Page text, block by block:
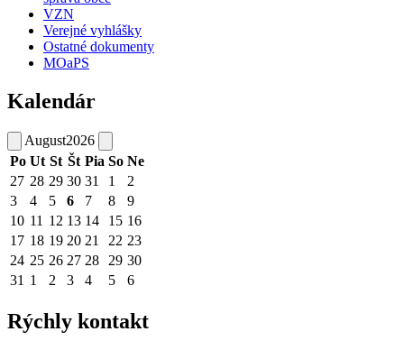
VZN
Verejné vyhlášky
Ostatné dokumenty
MOaPS
Kalendár
August2026
Po Ut St Št Pia So Ne
27 28 29 30 31 1
2
3
4 5 6 7 8
9
10 11 12 13 14 15 16
17 18 19 20 21 22 23
24 25 26 27 28 29 30
31 1 2 3 4 5 6
Rýchly kontakt